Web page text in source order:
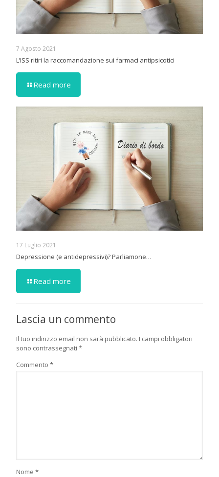
7 Agosto 2021
L’ISS ritiri la raccomandazione sui farmaci antipsicotici
Read more
17 Luglio 2021
Depressione (e antidepressivi)? Parliamone…
Read more
Lascia un commento
Il tuo indirizzo email non sarà pubblicato. I campi obbligatori
sono contrassegnati *
Commento *
Nome *